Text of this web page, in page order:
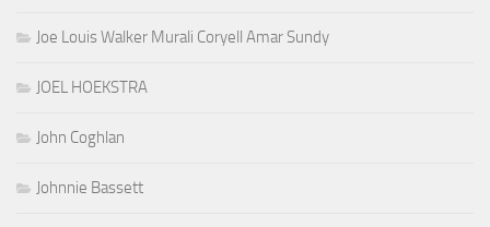
Joe Louis Walker Murali Coryell Amar Sundy
JOEL HOEKSTRA
John Coghlan
Johnnie Bassett